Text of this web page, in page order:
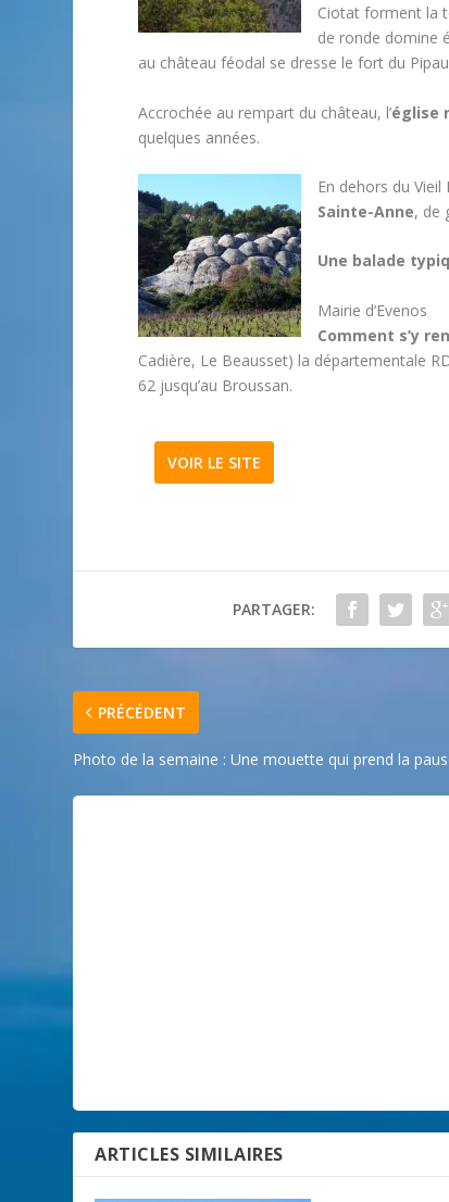
Ciotat forment la
de ronde domine
au château féodal se dresse le fort du
Accrochée au rempart du château, l’église
quelques années.
En dehors du Vieil
Sainte-Anne, de
Une balade
Mairie d’Evenos
Comment s’y
Cadière, Le Beausset) la départementale
62 jusqu’au Broussan.
VOIR LE SITE
PARTAGER:
PRÉCÉDENT
Photo de la semaine : Une mouette qui prend la
ARTICLES SIMILAIRES